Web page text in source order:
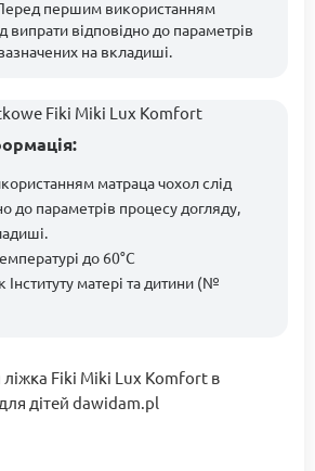
першим використанням
випрати відповідно до параметрів
на вкладиші.
матраца чохол слід
до параметрів процесу догляду,
до 60°C
Інституту матері та дитини (№
Fiki Miki Lux Komfort в
дітей dawidam.pl